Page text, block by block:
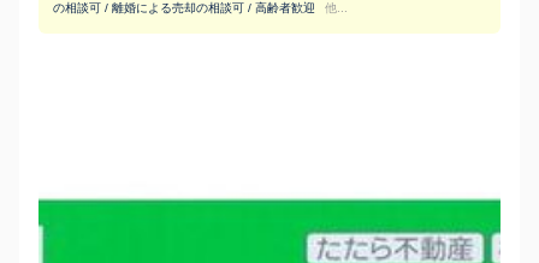
の相談可 / 離婚による売却の相談可 / 高齢者歓迎
他...